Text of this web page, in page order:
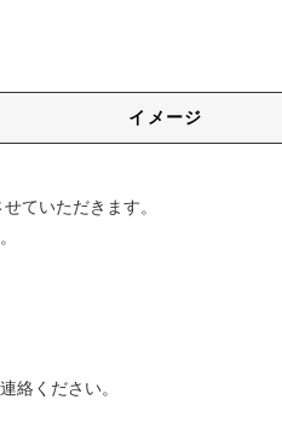
イメージ
ていただきます。
絡ください。